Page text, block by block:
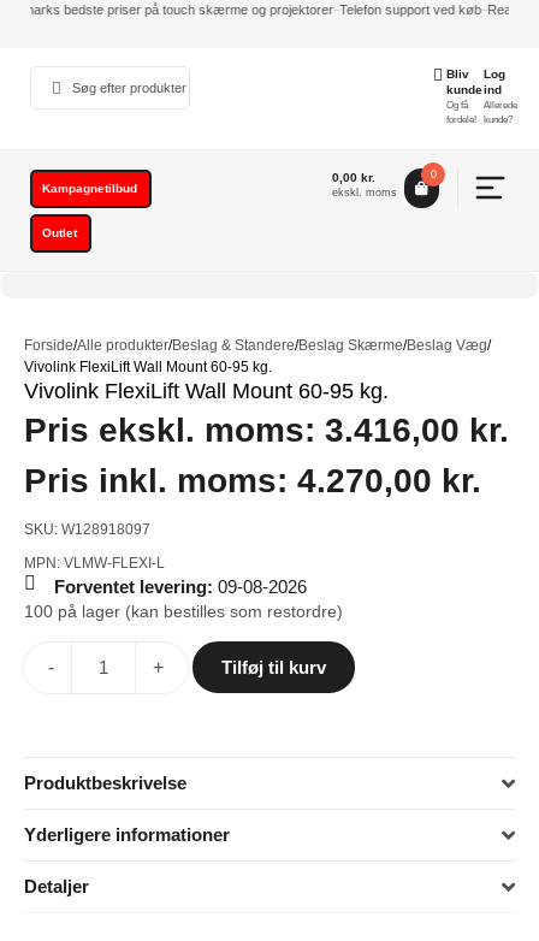
bedste priser på touch skærme og projektorer Telefon support ved køb
Bliv
kunde
Og få
fordele!
Log
ind
Allerede
kunde?
Kampagnetilbud
0,00 kr.
ekskl. moms
0
Din
kurv
tom.
Subtotal
ekskl.
0,00
Outlet
Forside/Alle produkter/Beslag & Standere/Beslag Skærme/Beslag Væg/
Vivolink FlexiLift Wall Mount 60-95 kg.
Vivolink FlexiLift Wall Mount 60-95 kg.
Pris ekskl. moms: 3.416,00 kr.
Pris inkl. moms: 4.270,00 kr.
SKU: W128918097
MPN: VLMW-FLEXI-L
Forventet levering: 09-08-2026
100 på lager (kan bestilles som restordre)
- + Tilføj til kurv
Produktbeskrivelse
Yderligere informationer
Detaljer